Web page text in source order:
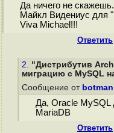
Да ничего не скажешь.
Майкл Видениус для
Viva Michael!!!
Ответить
2. "Дистрибутив
миграцию с MySQL
Сообщение от botman
Да, Oracle MySQL
MariaDB
Ответить